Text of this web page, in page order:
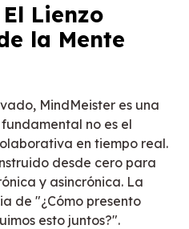
Lienzo
la Mente
MindMeister es una
no es el
en tiempo real.
desde cero para
y asincrónica. La
de "¿Cómo presento
esto juntos?".